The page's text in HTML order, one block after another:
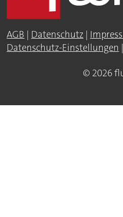
AGB | Datenschutz |
Datenschutz-Einstellungen |
© 2026